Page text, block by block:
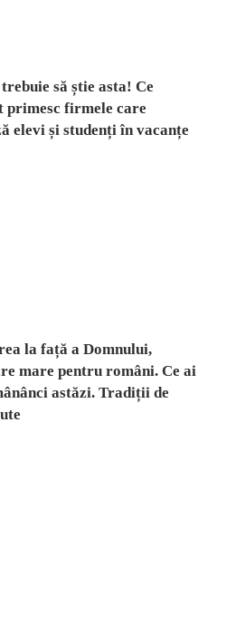
să știe asta! Ce
primesc firmele care
elevi și studenți în vacanțe
la față a Domnului,
mare pentru români. Ce ai
astăzi. Tradiții de